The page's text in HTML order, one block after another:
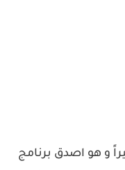
و هو اصدق برنامج